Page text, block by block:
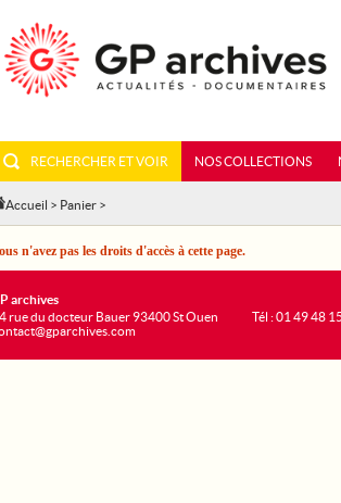
RECHERCHER ET VOIR NOS COLLECTIONS
Accueil > Panier >
n'avez pas les droits d'accès à cette page.
archives
rue du docteur Bauer 93400 St Ouen
Tél : 01 49 48